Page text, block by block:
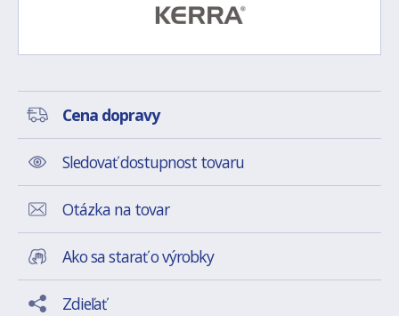
Cena dopravy
Sledovať dostupnost tovaru
Otázka na tovar
Ako sa starať o výrobky
Zdieľať